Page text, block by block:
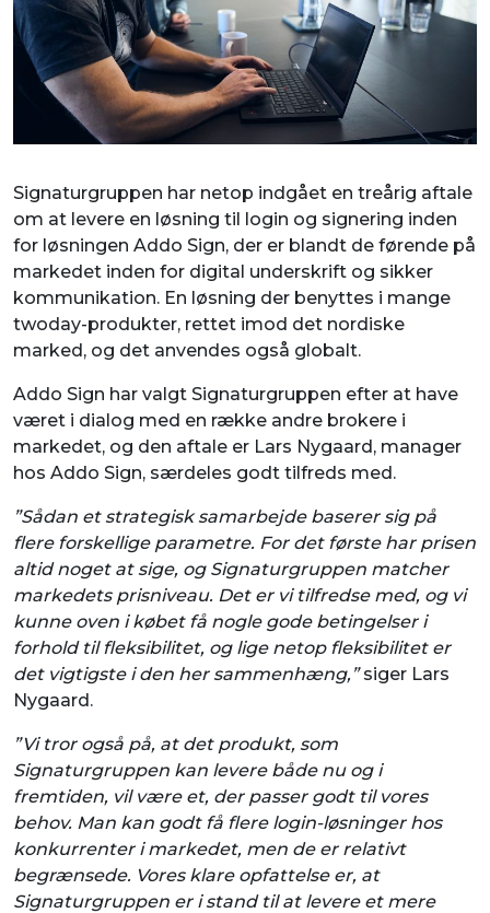
Signaturgruppen har netop indgået en treårig aftale
om at levere en løsning til login og signering inden
for løsningen Addo Sign, der er blandt de førende på
markedet inden for digital underskrift og sikker
kommunikation. En løsning der benyttes i mange
twoday-produkter, rettet imod det nordiske
marked, og det anvendes også globalt.
Addo Sign har valgt Signaturgruppen efter at have
været i dialog med en række andre brokere i
markedet, og den aftale er Lars Nygaard, manager
hos Addo Sign, særdeles godt tilfreds med.
”Sådan et strategisk samarbejde baserer sig på
flere forskellige parametre. For det første har prisen
altid noget at sige, og Signaturgruppen matcher
markedets prisniveau. Det er vi tilfredse med, og vi
kunne oven i købet få nogle gode betingelser i
forhold til fleksibilitet, og lige netop fleksibilitet er
det vigtigste i den her sammenhæng,”siger Lars
Nygaard.
”Vi tror også på, at det produkt, som
Signaturgruppen kan levere både nu og i
fremtiden, vil være et, der passer godt til vores
behov. Man kan godt få flere login-løsninger hos
konkurrenter i markedet, men de er relativt
begrænsede. Vores klare opfattelse er, at
Signaturgruppen er i stand til at levere et mere